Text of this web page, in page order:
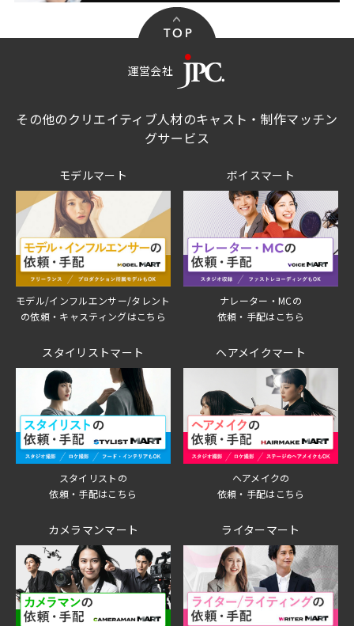
運営会社
その他のクリエイティブ人材のキャスト・制作マッチン
グサービス
モデルマート
モデル/インフルエンサー/タレント
の依頼・キャスティングはこちら
ボイスマート
ナレーター・MCの
依頼・手配はこちら
スタイリストマート
スタイリストの
依頼・手配はこちら
ヘアメイクマート
ヘアメイクの
依頼・手配はこちら
カメラマンマート ライターマート